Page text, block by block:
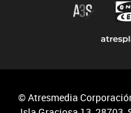
© Atresmedia